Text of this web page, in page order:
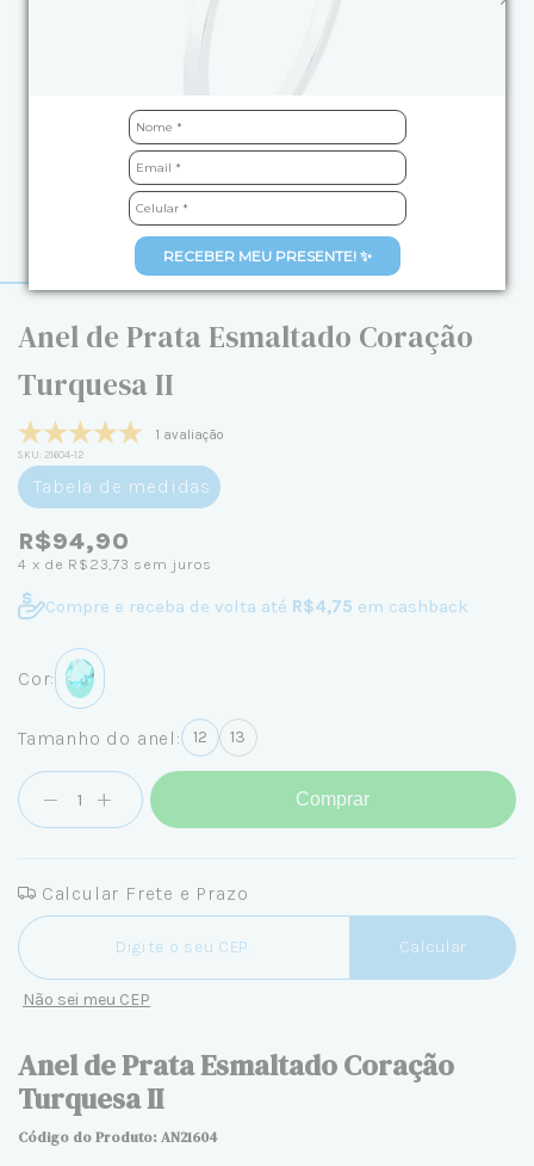
RECEBER MEU PRESENTE! ✨
Anel de Prata Esmaltado Coração
Turquesa II
1 avaliação
SKU: 21604-12
Tabela de medidas
R$94,90
4 x de R$23,73 sem juros
Compre e receba de volta até R$4,75 em cashback
Cor:
Tamanho do anel: 12 13
Comprar
Calcular Frete e Prazo
Entregas para o CEP:
Calcular
Não sei meu CEP
Anel de Prata Esmaltado Coração
Turquesa II
Código do Produto: AN21604